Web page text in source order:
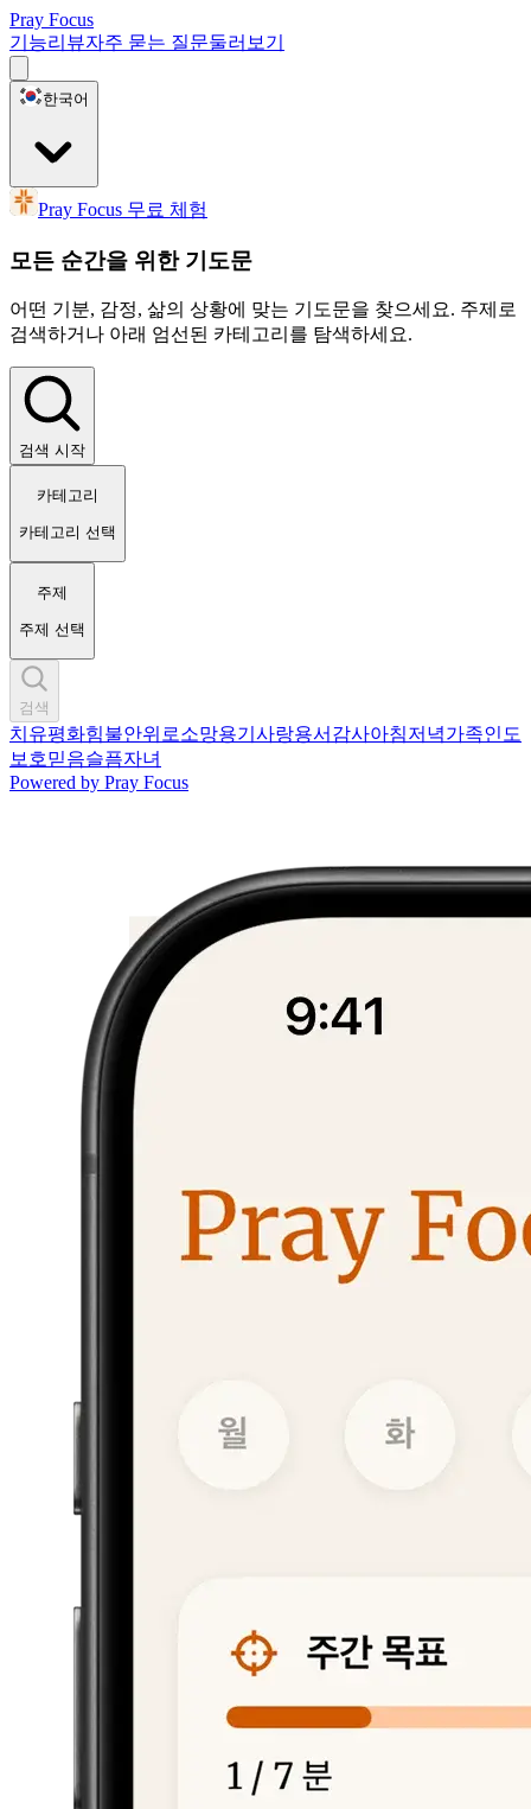
Pray Focus
기능리뷰자주 묻는 질문둘러보기
한국어
Pray Focus 무료 체험
모든 순간을 위한 기도문
어떤 기분, 감정, 삶의 상황에 맞는 기도문을 찾으세요. 주제로
검색하거나 아래 엄선된 카테고리를 탐색하세요.
검색 시작
카테고리
카테고리 선택
주제
주제 선택
검색
치유평화힘불안위로소망용기 사랑용서 감사아침저녁가족인도
보호믿음슬픔자녀
Powered by Pray Focus